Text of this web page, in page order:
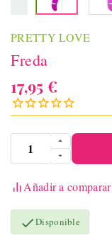
PRETTY LOVE
Freda
17,95 €
Añadir a comparar
Disponible